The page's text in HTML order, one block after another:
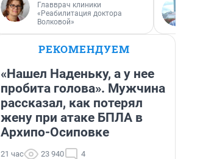
Главврач клиники
«Реабилитация доктора
Волковой»
РЕКОМЕНДУЕМ
«Нашел Наденьку, а у нее
пробита голова». Мужчина
рассказал, как потерял
жену при атаке БПЛА в
Архипо-Осиповке
21 час 23 940 4